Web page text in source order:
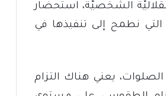
الشخصيَّة، استحضار
التي نطمح إلى تنفيذها في
يعني هناك التزام